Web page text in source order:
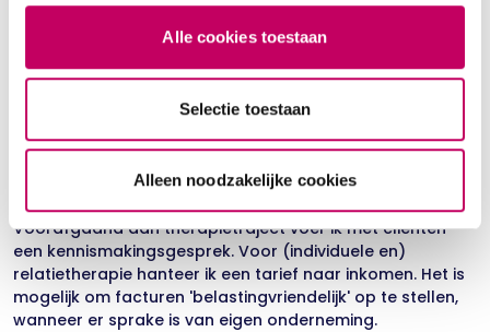
Alle cookies toestaan
Selectie toestaan
Alleen noodzakelijke cookies
Ervaring *
Opleidingen & trainingen
Ik ben geregistreerd lid van de beroepsvereniging
Leraren Zijnsorientatie (BLZ): www.blz.nu en van de
vereniging voor Mindfulness trainers: www.vmbn.nl In het
werken met (echt)paren heb ik ruime ervaring.
Voorafgaand aan therapietraject voer ik met clienten
een kennismakingsgesprek. Voor (individuele en)
relatietherapie hanteer ik een tarief naar inkomen. Het is
mogelijk om facturen 'belastingvriendelijk' op te stellen,
wanneer er sprake is van eigen onderneming.